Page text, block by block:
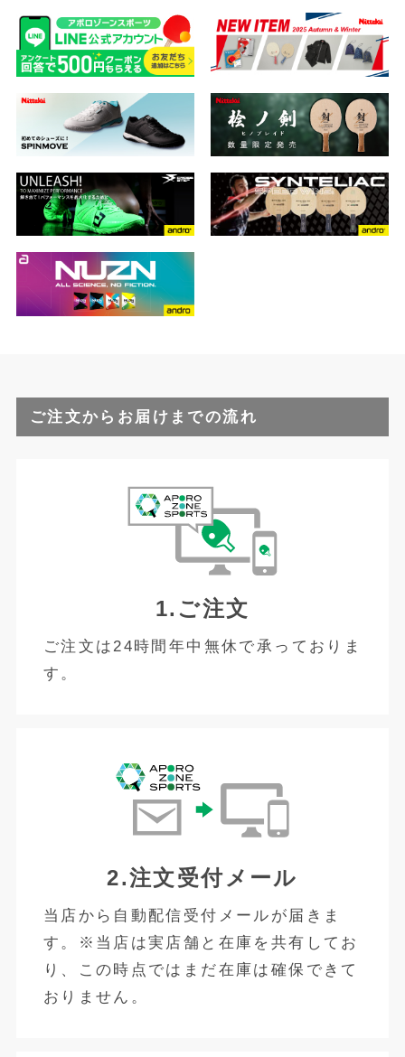
ご注文からお届けまでの流れ
1.ご注文
ご注文は24時間年中無休で承っておりま
す。
2.注文受付メール
当店から自動配信受付メールが届きま
す。※当店は実店舗と在庫を共有してお
り、この時点ではまだ在庫は確保できて
おりません。